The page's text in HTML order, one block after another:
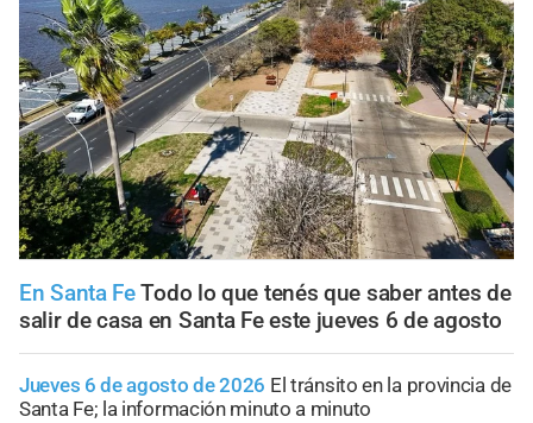
En Santa Fe Todo lo que tenés que saber antes de
salir de casa en Santa Fe este jueves 6 de agosto
Jueves 6 de agosto de 2026 El tránsito en la provincia de
Santa Fe; la información minuto a minuto